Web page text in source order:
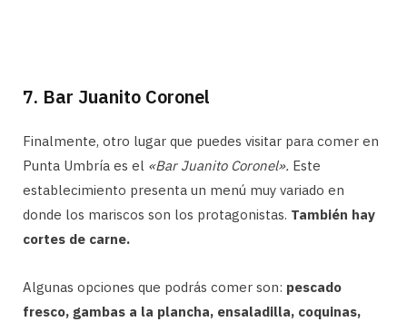
7. Bar Juanito Coronel
Finalmente, otro lugar que puedes visitar para comer en
Punta Umbría es el «Bar Juanito Coronel». Este
establecimiento presenta un menú muy variado en
donde los mariscos son los protagonistas. También hay
cortes de carne.
Algunas opciones que podrás comer son: pescado
fresco, gambas a la plancha, ensaladilla, coquinas,